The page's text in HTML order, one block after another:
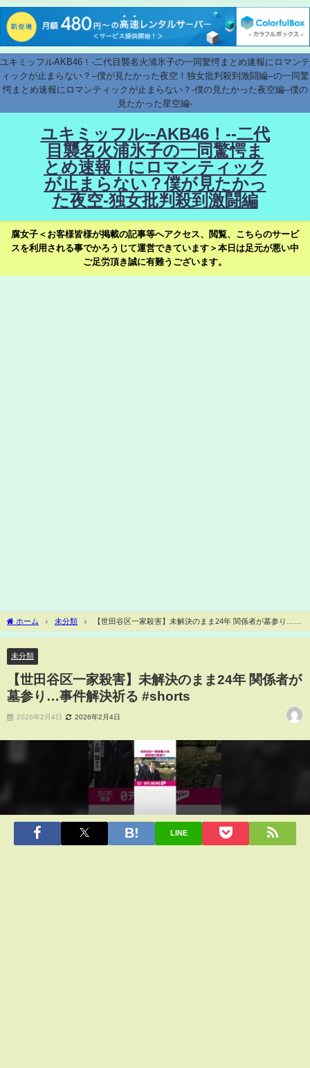
ユキミッフルAKB46！-二代目襲名火浦氷子の一同驚愕まとめ速報にロマンテ
ィックが止まらない？--僕が見たかった夜空！独女批判殺到激闘編--の一同驚
愕まとめ速報にロマンティックが止まらない？-僕の見たかった夜空編--僕の
見たかった星空編-
ユキミッフル--AKB46！--二代
目襲名火浦氷子の一同驚愕ま
とめ速報！にロマンティック
が止まらない？僕が見たかっ
た夜空-独女批判殺到激闘編
腐女子＜お客様皆様が掲載の記事等へアクセス、閲覧、こちらのサービ
スを利用される事でかろうじて運営できています＞本日は足元が悪い中
ご足労頂き誠に有難うございます。
ホーム 未分類
【世田谷区一家殺害】未解決のまま24年 関係者が墓参り…事
件解決祈る #shorts
未分類
【世田谷区一家殺害】未解決のまま24年 関係者が
墓参り…事件解決祈る #shorts
2026年2月4日 2026年2月4日
LINE